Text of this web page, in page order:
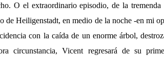
O el extraordinario episodio, de la tremenda
de Heiligenstadt, en medio de la noche -en mi
con la caída de un enorme árbol,
circunstancia, Vicent regresará de su